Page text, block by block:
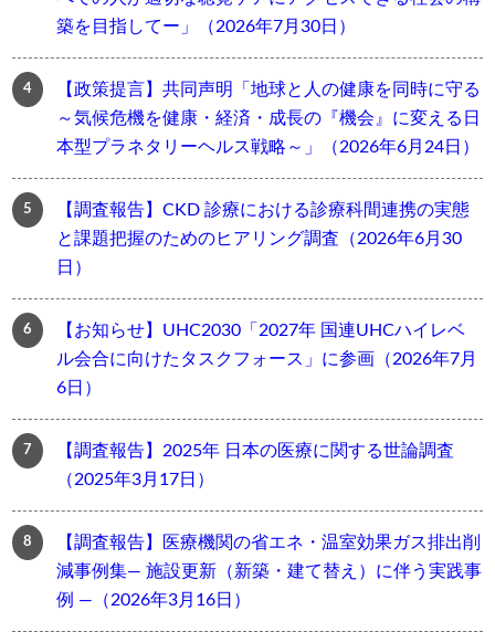
築を目指してー」（2026年7月30日）
【政策提言】共同声明「地球と人の健康を同時に守る
～気候危機を健康・経済・成長の『機会』に変える日
本型プラネタリーヘルス戦略～」（2026年6月24日）
【調査報告】CKD 診療における診療科間連携の実態
と課題把握のためのヒアリング調査（2026年6月30
日）
【お知らせ】UHC2030「2027年 国連UHCハイレベ
ル会合に向けたタスクフォース」に参画（2026年7月
6日）
【調査報告】2025年 日本の医療に関する世論調査
（2025年3月17日）
【調査報告】医療機関の省エネ・温室効果ガス排出削
減事例集― 施設更新（新築・建て替え）に伴う実践事
例 ―（2026年3月16日）